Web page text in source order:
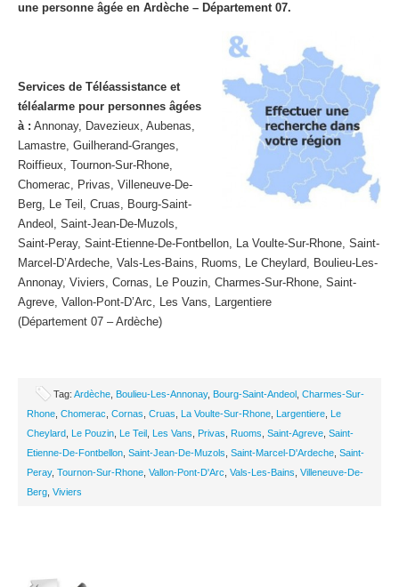
une personne âgée en Ardèche – Département 07.
Services de Téléassistance et
téléalarme pour personnes âgées
à : Annonay, Davezieux, Aubenas,
Lamastre, Guilherand-Granges,
Roiffieux, Tournon-Sur-Rhone,
Chomerac, Privas, Villeneuve-De-
Berg, Le Teil, Cruas, Bourg-Saint-
Andeol, Saint-Jean-De-Muzols,
Saint-Peray, Saint-Etienne-De-Fontbellon, La Voulte-Sur-Rhone, Saint-
Marcel-D’Ardeche, Vals-Les-Bains, Ruoms, Le Cheylard, Boulieu-Les-
Annonay, Viviers, Cornas, Le Pouzin, Charmes-Sur-Rhone, Saint-
Agreve, Vallon-Pont-D’Arc, Les Vans, Largentiere
(Département 07 – Ardèche)
Tag: Ardèche Boulieu-Les-Annonay, Bourg-Saint-Andeol Charmes-Sur-
Rhone Chomerac Cornas Cruas La Voulte-Sur-Rhone Largentiere Le
Cheylard Le Pouzin Le Teil Les Vans Privas Ruoms Saint-Agreve Saint-
Etienne-De-Fontbellon Saint-Jean-De-Muzols Saint-Marcel-D'Ardeche Saint-
Peray, Tournon-Sur-Rhone Vallon-Pont-D'Arc Vals-Les-Bains Villeneuve-De-
Berg Viviers